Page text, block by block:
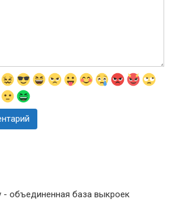
объединенная база выкроек